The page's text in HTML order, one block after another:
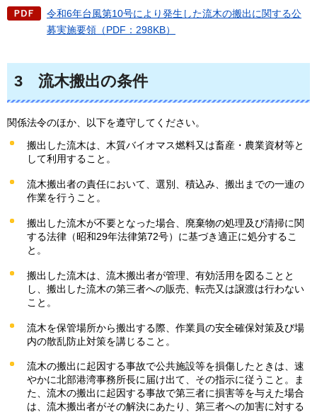
令和6年台風第10号により発生した流木の搬出に関する公
募実施要領（PDF：298KB）
3 流木搬出の条件
関係法令のほか、以下を遵守してください。
搬出した流木は、木質バイオマス燃料又は畜産・農業資材等と
して利用すること。
流木搬出者の責任において、選別、積込み、搬出までの一連の
作業を行うこと。
搬出した流木が不要となった場合、廃棄物の処理及び清掃に関
する法律（昭和29年法律第72号）に基づき適正に処分するこ
と。
搬出した流木は、流木搬出者が管理、有効活用を図ることと
し、搬出した流木の第三者への販売、転売又は譲渡は行わない
こと。
流木を保管場所から搬出する際、作業員の安全確保対策及び場
内の散乱防止対策を講じること。
流木の搬出に起因する事故で公共施設等を損傷したときは、速
やかに北部港湾事務所長に届け出て、その指示に従うこと。ま
た、流木の搬出に起因する事故で第三者に損害等を与えた場合
は、流木搬出者がその解決にあたり、第三者への加害に対する